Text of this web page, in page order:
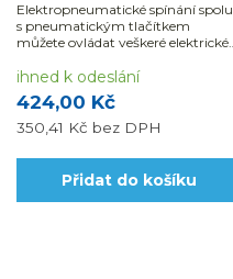
Elektropneumatické spínání spolu
s pneumatickým tlačítkem
můžete ovládat veškeré elektrické
424,00 Kč
350,41 Kč bez DPH
ihned k odeslání
Přidat do košíku